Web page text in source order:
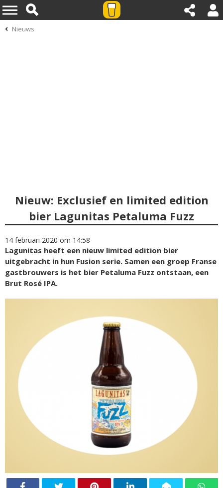
Nieuws
Nieuw: Exclusief en limited edition
bier Lagunitas Petaluma Fuzz
14 februari 2020 om 14:58
Lagunitas heeft een nieuw limited edition bier
uitgebracht in hun Fusion serie. Samen een groep Franse
gastbrouwers is het bier Petaluma Fuzz ontstaan, een
Brut Rosé IPA.